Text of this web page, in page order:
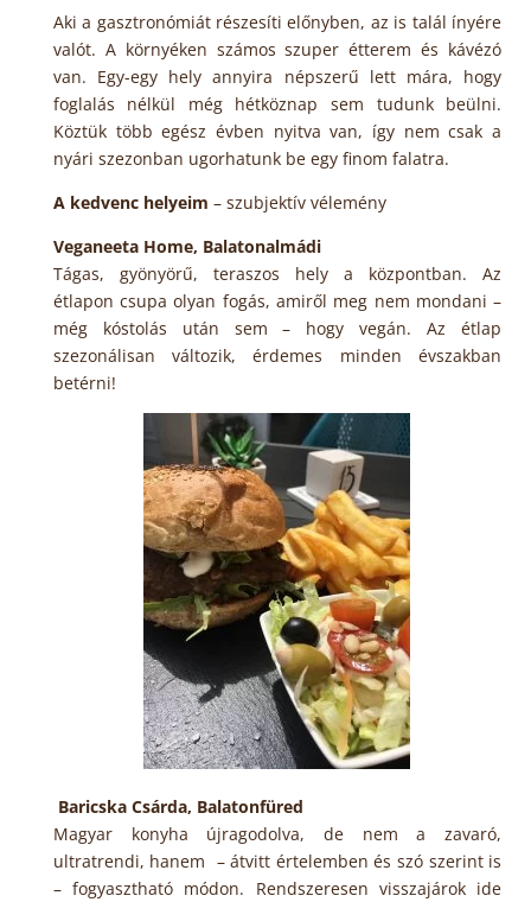
Aki a gasztronómiát részesíti előnyben, az is talál ínyére
valót. A környéken számos szuper étterem és kávézó
van. Egy-egy hely annyira népszerű lett mára, hogy
foglalás nélkül még hétköznap sem tudunk beülni.
Köztük több egész évben nyitva van, így nem csak a
nyári szezonban ugorhatunk be egy finom falatra.
A kedvenc helyeim – szubjektív vélemény
Veganeeta Home, Balatonalmádi
Tágas, gyönyörű, teraszos hely a központban. Az
étlapon csupa olyan fogás, amiről meg nem mondani –
még kóstolás után sem – hogy vegán. Az étlap
szezonálisan változik, érdemes minden évszakban
betérni!
Baricska Csárda, Balatonfüred
Magyar konyha újragodolva, de nem a zavaró,
ultratrendi, hanem – átvitt értelemben és szó szerint is
– fogyasztható módon. Rendszeresen visszajárok ide